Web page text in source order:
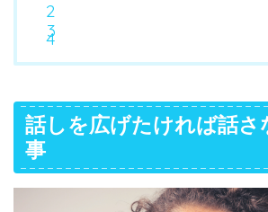
話しを広げたければ話さ
事